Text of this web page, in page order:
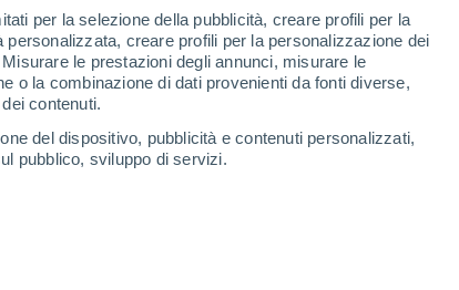
per la selezione della pubblicità, creare profili per la
creare profili per la personalizzazione dei
le prestazioni degli annunci, misurare le
o la combinazione di dati provenienti da fonti diverse,
contenuti.
del dispositivo, pubblicità e contenuti personalizzati,
pubblico, sviluppo di servizi.
Pietrarubbia
Piobbico
Saltara
San Costanzo